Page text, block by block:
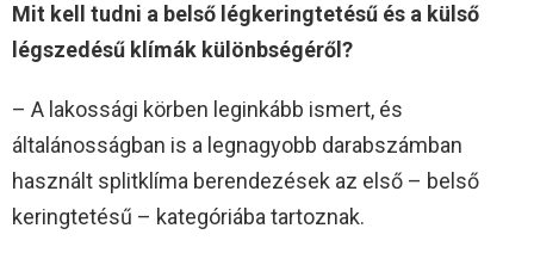
Mit kell tudni a belső légkeringtetésű és a külső
légszedésű klímák különbségéről?
– A lakossági körben leginkább ismert, és
általánosságban is a legnagyobb darabszámban
használt splitklíma berendezések az első – belső
keringtetésű – kategóriába tartoznak.